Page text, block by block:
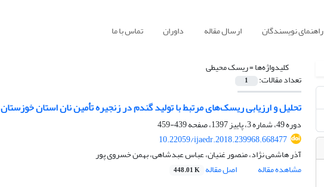
راهنمای نویسندگان ارسال مقاله داوران تماس با ما
کلیدواژه‌ها =ریسک محیطی
تعداد مقالات: 1
تحلیل و ارزیابی ریسک‌های مرتبط با تولید گندم در زنجیره تأمین نان استان خوزستان
دوره 49، شماره 3، پاییز 1397، صفحه
439-459
10.22059/ijaedr.2018.239968.668477
آذر هاشمی نژاد، منصور غنیان، عباس عبدشاهی، بهمن خسروی پور
مشاهده مقاله
اصل مقاله 448.01 K